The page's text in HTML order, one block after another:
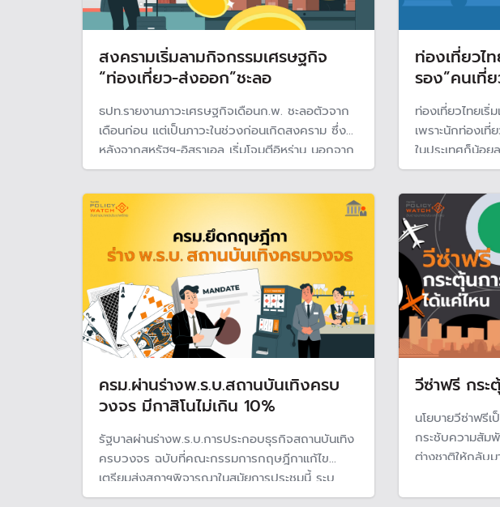
สงครามเริ่มลามกิจกรรมเศรษฐกิจ
“ท่องเที่ยว-ส่งออก”ชะลอ
ธปท.รายงานภาวะเศรษฐกิจเดือนก.พ. ชะลอตัวจาก
เดือนก่อน แต่เป็นภาวะในช่วงก่อนเกิดสงคราม ซึ่ง
หลังจากสหรัฐฯ-อิสราเอล เริ่มโจมตีอิหร่าน นอกจาก
จะส่งผลให้ราคาพลังงานปรับตัวสูงขึ้นอย่างมากแล้ว
อื่น โดยเฉพาะท่องเที่ยวและการขนส่งทางเรือ ซึ่งเป็น
สัญญาณว่าจะกระทบส่งออก
ท่องเที่ยวไ
รอง”คนเที่
ท่องเที่ยวไทยเริ่
เพราะนักท่องเ
ในประเทศก็น้อ
สาเหตุจากภาวะ
ครั้งใหญ่ อาจทำ
หายไป
ครม.ผ่านร่างพ.ร.บ.สถานบันเทิงครบ
วงจร มีกาสิโนไม่เกิน 10%
รัฐบาลผ่านร่างพ.ร.บ.การประกอบธุรกิจสถานบันเทิง
ครบวงจร ฉบับที่คณะกรรมการกฤษฎีกาแก้ไข
เตรียมส่งสภาฯพิจารณาในสมัยการประชุมนี้ ระบุ
พื้นที่มีกาสิโน ไม่เกิน 10% ที่เหลือเป็นสถานบันเทิง
วีซ่าฟรี กระ
นโยบายวีซ่าฟรี
กระชับความสัม
ต่างชาติให้กลับ
นักท่องเที่ยวต่า